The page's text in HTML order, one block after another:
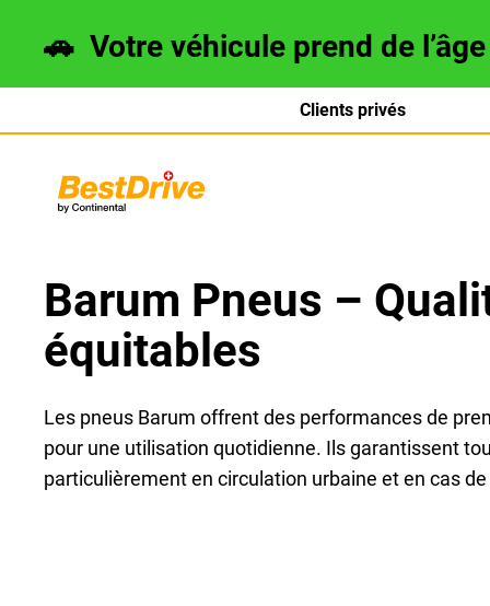
🚗 Votre véhicule prend de
Clients privés
Deutsch
Barum Pneus –
équitables
Les pneus Barum offrent des performances de
pour une utilisation quotidienne. Ils garantissent
particulièrement en circulation urbaine et en cas